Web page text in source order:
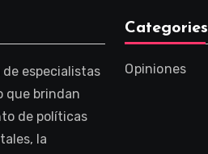
especialistas
que brindan
de políticas
la
Categories
Opiniones